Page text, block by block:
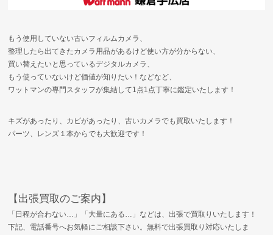
もう使用していない古いフィルムカメラ、
整理したら出てきたカメラ用品があるけど使い方が分からない、
買い替えたいと思っているデジタルカメラ、
もう使っていないけど価値が知りたい！などなど、
ワットマンの専門スタッフが集結して1点1点丁寧に鑑定いたします！
キズがあったり、カビがあったり、古いカメラでも買取いたします！
パーツ、レンズ１本からでも大歓迎です！
【出張買取のご案内】
「日程が合わない…」「大量にある…」などは、出張で買取りいたします！
下記、電話番号へお気軽にご相談下さい。無料で出張買取り対応いたしま